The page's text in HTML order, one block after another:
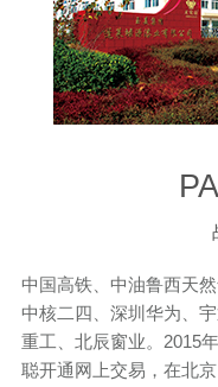
中国高铁、中油鲁西天
中核二四、深圳华为、
重工、北辰窗业。2015
聪开通网上交易，在北